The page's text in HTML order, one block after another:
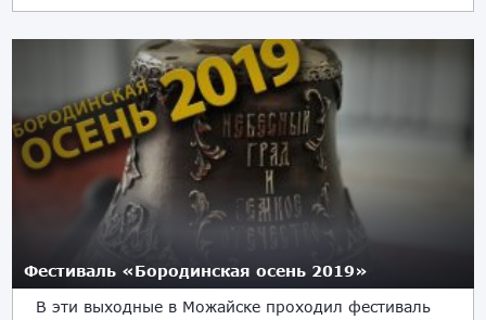
Фестиваль «Бородинская осень 2019»
В эти выходные в Можайске проходил фестиваль